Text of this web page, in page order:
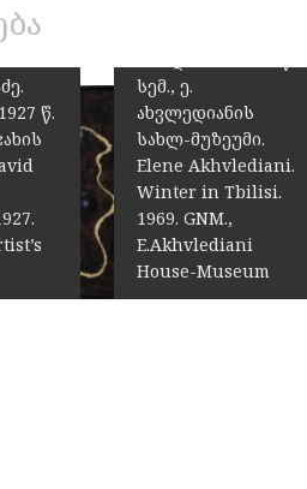
წ.
სემ., ე.
ახვლედიანის
სახლ-მუზეუმი.
Elene Akhvlediani.
Winter in Tbilisi.
1969. GNM.,
E.Akhvlediani
House-Museum